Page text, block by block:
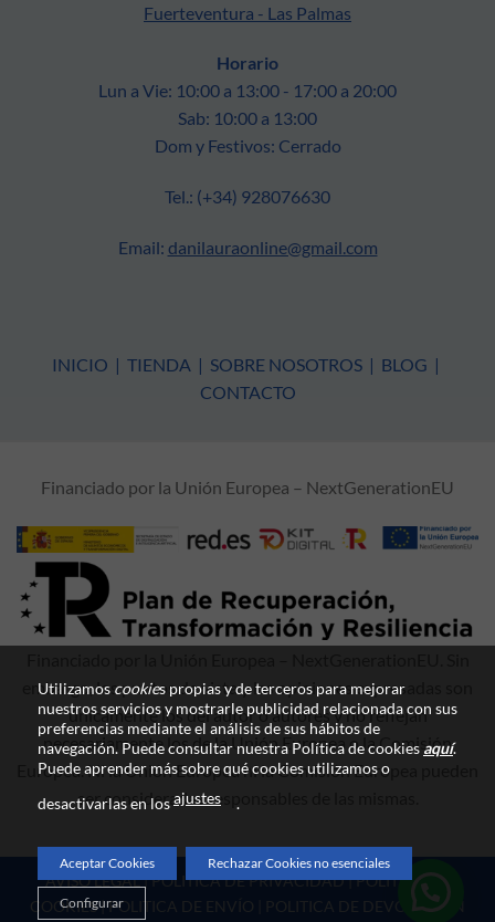
Fuerteventura - Las Palmas
Horario
Lun a Vie: 10:00 a 13:00 - 17:00 a 20:00
Sab: 10:00 a 13:00
Dom y Festivos: Cerrado
Tel.: (+34) 928076630
Email: danilauraonline@gmail.com
INICIO | TIENDA | SOBRE NOSOTROS | BLOG |
CONTACTO
Financiado por la Unión Europea – NextGenerationEU
embargo, los puntos de vista y las opiniones expresadas son
únicamente los del autor o autores y no reflejan
necesariamente los de la Unión Europea o la Comisión
Europea. Ni la Unión Europea ni la Comisión Europea pueden
ser consideradas responsables de las mismas.
AVISO LEGAL|POLITICA DE PRIVACIDAD|POLITICA DE
COOKIES|POLITICA DE ENVÍO POLITICA DE DEVOLUCIÓN
Utilizamos cookies propias y de terceros para mejorar
nuestros servicios y mostrarle publicidad relacionada con sus
preferencias mediante el análisis de sus hábitos de
navegación. Puede consultar nuestra Política de cookies aquí.
Puede aprender más sobre qué cookies utilizamos o
desactivarlas en losajustes .
Aceptar Cookies Rechazar Cookies no esenciales
Configurar